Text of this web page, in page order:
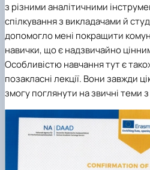
з різними аналітичними
спілкування з викладачами й
допомогло мені покращити
навички, що є надзвичайно
Особливістю навчання тут є
позакласні лекції. Вони завжди
змогу поглянути на звичні теми